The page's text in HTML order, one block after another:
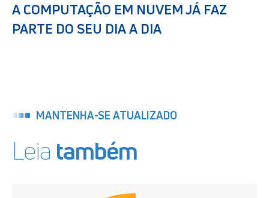
A COMPUTAÇÃO EM NUVEM JÁ FAZ
PARTE DO SEU DIA A DIA
MANTENHA-SE ATUALIZADO
Leia também